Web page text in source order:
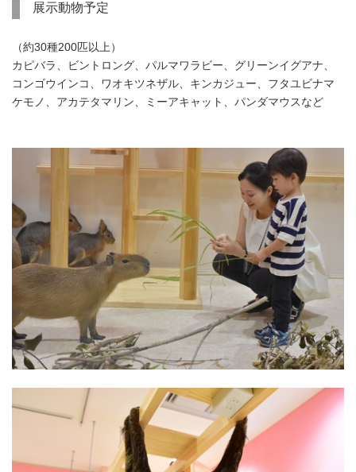
展示動物予定
（約30種200匹以上）
カピバラ、ビントロング、パルマワラビー、グリーンイグアナ、
コンゴウインコ、ワオキツネザル、キンカジュー、フタユビナマ
ケモノ、アカテタマリン、ミーアキャット、パンダマウスなど